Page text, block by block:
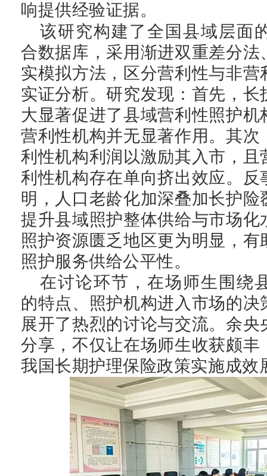
响提供经验证据。
该研究构建了全国县域层面
合数据库，采用渐进双重差分法
实模拟方法，区分营利性与非营
实证分析。研究发现：首先，长
大显著促进了县域营利性照护机
营利性机构并无显著作用。其次
利性机构利润以激励其入市，且
利性机构存在单向挤出效应。反
明，人口老龄化加深叠加长护险
提升县域照护整体供给与市场化
照护资源匮乏地区更为明显，有
照护服务供给公平性。
在讨论环节，在场师生围绕
的特点、照护机构进入市场的决
展开了热烈的讨论与交流。余央
分享，不仅让在场师生收获颇丰
我国长期护理保险政策实施成效